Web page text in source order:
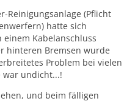
Reinigungsanlage (Pflicht
hatte sich
Kabelanschluss
hinteren Bremsen wurde
Problem bei vielen
war undicht...!
und beim fälligen